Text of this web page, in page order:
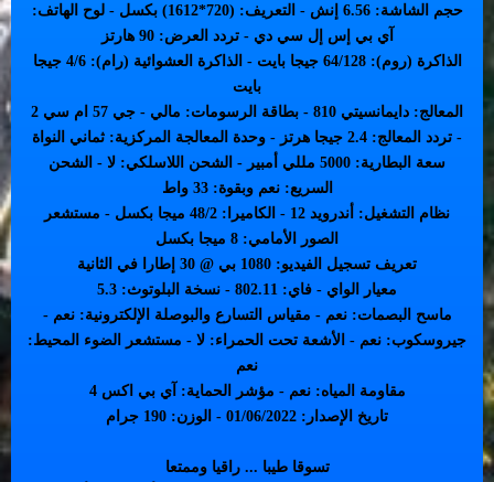
حجم الشاشة: 6.56 إنش - التعريف: (720*1612) بكسل - لوح الهاتف:
آي بي إس إل سي دي - تردد العرض: 90 هارتز
الذاكرة (روم): 64/128 جيجا بايت - الذاكرة العشوائية (رام): 4/6 جيجا
بايت
المعالج: دايمانسيتي 810 - بطاقة الرسومات: مالي - جي 57 ام سي 2
- تردد المعالج: 2.4 جيجا هرتز - وحدة المعالجة المركزية: ثماني النواة
سعة البطارية: 5000 مللي أمبير - الشحن اللاسلكي: لا - الشحن
السريع: نعم وبقوة: 33 واط
نظام التشغيل: أندرويد 12 - الكاميرا: 48/2 ميجا بكسل - مستشعر
الصور الأمامي: 8 ميجا بكسل
تعريف تسجيل الفيديو: 1080 بي @ 30 إطارا في الثانية
معيار الواي - فاي: 802.11 - نسخة البلوتوث: 5.3
ماسح البصمات: نعم - مقياس التسارع والبوصلة الإلكترونية: نعم -
جيروسكوب: نعم - الأشعة تحت الحمراء: لا - مستشعر الضوء المحيط:
نعم
مقاومة المياه: نعم - مؤشر الحماية: آي بي اكس 4
تاريخ الإصدار: 01/06/2022 - الوزن: 190 جرام
تسوقا طيبا ... راقيا وممتعا